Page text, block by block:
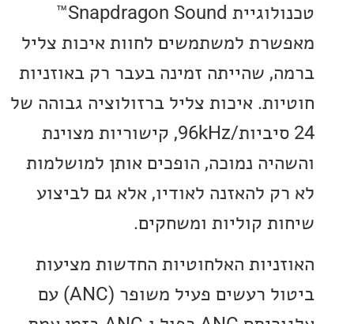
טכנולוגיית Snapdragon Sound™
למשתמשים לחוות איכות צליל
שהייתה זמינה בעבר רק באוזניות
איכות צליל ברזולוציה גבוהה של
24 סיביות/96kHz, קישוריות מצוינת
נמוכה, הופכים אותן למושלמות
להאזנה לאודיו, אלא גם לביצוע
קוליות ומשחקים.
האלחוטיות החדשות מציעות
ביטול רעשים פעיל משופר (ANC) עם